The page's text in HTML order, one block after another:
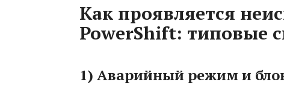
Как проявляется
PowerShift: типовые
1) Аварийный режим и